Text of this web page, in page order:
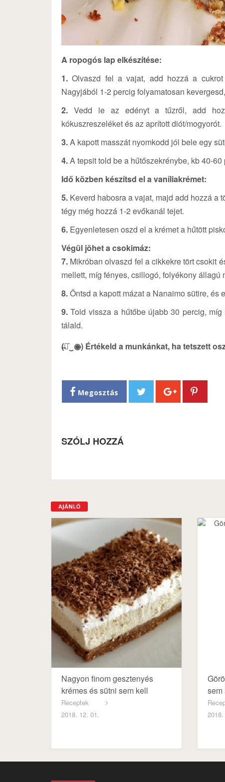
A ropogós lap elkészítése:
1. Olvaszd fel a vajat, add hozzá a
Nagyjából 1-2 percig folyamatosan
2. Vedd le az edényt a tűzről, add
kókuszreszeléket és az aprított diót/mogyorót.
3.A kapott masszát nyomkodd jól bele egy
4.A tepsit told be a hűtőszekrénybe, kb 40-60
Idő közben készítsd el a vaníliakrémet:
5. Keverd habosra a vajat, majd add hozzá a
tégy még hozzá 1-2 evőkanál tejet.
6. Egyenletesen oszd el a krémet a hűtött
Végül jöhet a csokimáz:
7. Mikróban olvaszd fel a cikkekre tört csokit
mellett, míg fényes, csillogó, folyékony állagú
8.Öntsd a kapott mázat a Nanaimo sütire, és
9. Told vissza a hűtőbe újabb 30 percig,
tálald.
(̶◉͛‿◉̶) Értékeld a munkánkat, ha tetszett
Megosztás
SZÓLJ HOZZÁ
AJÁNLÓ
Nagyon finom gesztenyés
krémes és sütni sem kell
Receptek
2018. 12. 01.
sem